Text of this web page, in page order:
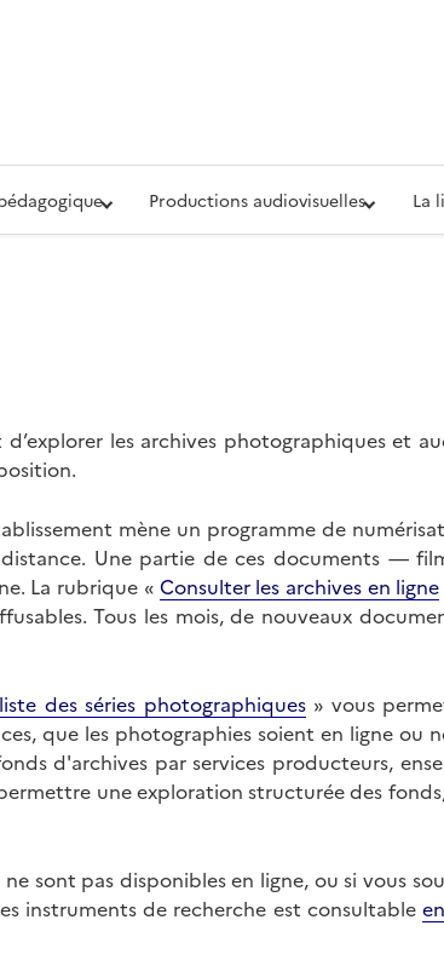
de la Défense (ECPAD)
Productions audiovisuelles La
les archives photographiques et
mène un programme de
Une partie de ces documents —
La rubrique « Consulter les archives en ligne
Tous les mois, de nouveaux
des séries photographiques» vous
que les photographies soient en ligne ou
d'archives par services producteurs,
une exploration structurée des
sont pas disponibles en ligne, ou si vous
instruments de recherche est consultable